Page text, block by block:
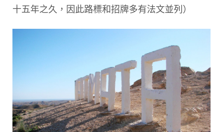
十五年之久，因此路標和招牌多有法文並列）